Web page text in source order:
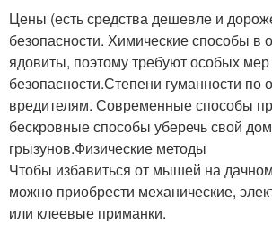
Цены (есть средства дешевле и
безопасности. Химические способы в
ядовиты, поэтому требуют особых мер
безопасности.Степени гуманности по
вредителям. Современные способы
бескровные способы уберечь свой
грызунов.Физические методы
Чтобы избавиться от мышей на
можно приобрести механические,
или клеевые приманки.